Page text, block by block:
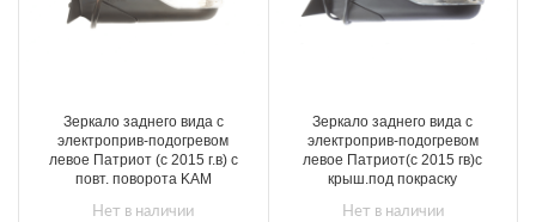
Зеркало заднего вида с
электроприв-подогревом
левое Патриот (с 2015 г.в) с
повт. поворота KAM
Нет в наличии
Зеркало заднего вида с
электроприв-подогревом
левое Патриот(с 2015 гв)с
крыш.под покраску
Нет в наличии